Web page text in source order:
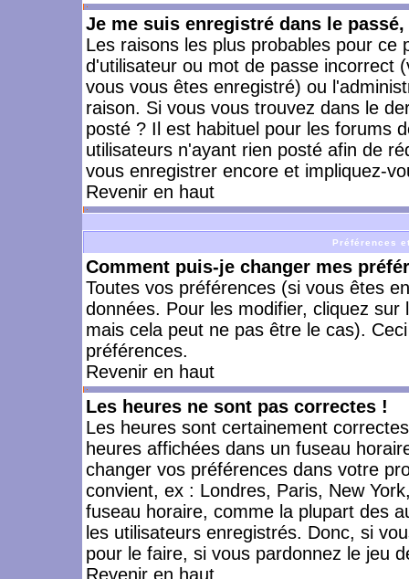
Je me suis enregistré dans le
Les raisons les plus probables pour
d'utilisateur ou mot de passe incorrect
vous vous êtes enregistré) ou
raison. Si vous vous trouvez dans le
posté ? Il est habituel pour les forums
utilisateurs n'ayant rien posté afin de
vous enregistrer encore et impliquez-
Revenir en haut
Préférences
Comment puis-je changer mes
Toutes vos préférences (si vous êtes
données. Pour les modifier, cliquez sur
mais cela peut ne pas être le cas).
préférences.
Revenir en haut
Les heures ne sont pas correctes !
Les heures sont certainement
heures affichées dans un fuseau
changer vos préférences dans votre
convient, ex : Londres, Paris, New
fuseau horaire, comme la plupart des
les utilisateurs enregistrés. Donc, si
pour le faire, si vous pardonnez le jeu
Revenir en haut